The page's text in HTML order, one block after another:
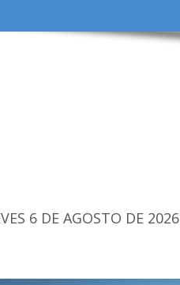
6 DE AGOSTO DE 2026